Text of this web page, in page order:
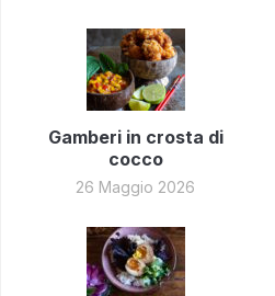
Gamberi in crosta di
cocco
26 Maggio 2026